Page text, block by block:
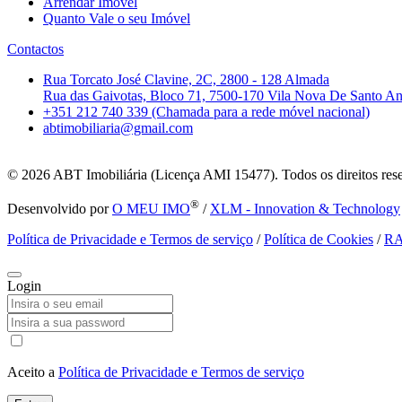
Quanto Vale o seu Imóvel
Contactos
Rua Torcato José Clavine, 2C, 2800 - 128 Almada
Rua das Gaivotas, Bloco 71, 7500-170 Vila Nova De Santo
+351 212 740 339 (Chamada para a rede móvel nacional)
abtimobiliaria@gmail.com
© 2026 ABT Imobiliária (Licença AMI 15477). Todos os direitos
Desenvolvido porO MEU IMO® / XLM - Innovation & Technology
Política de Privacidade e Termos de serviço /Política de Cookies /
Login
Aceito a Política de Privacidade e Termos de serviço